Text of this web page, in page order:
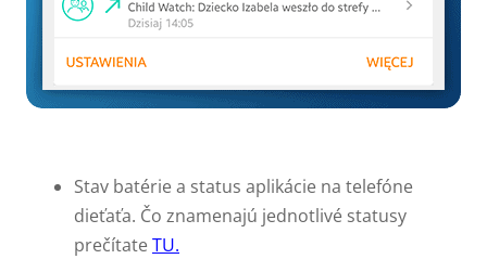
Stav batérie a status aplikácie na telefóne
dieťaťa. Čo znamenajú jednotlivé statusy
prečítateTU.